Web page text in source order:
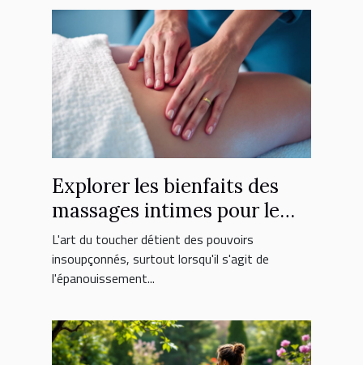
Explorer les bienfaits des
massages intimes pour le
bien-être sexuel
L'art du toucher détient des pouvoirs
insoupçonnés, surtout lorsqu'il s'agit de
l'épanouissement...